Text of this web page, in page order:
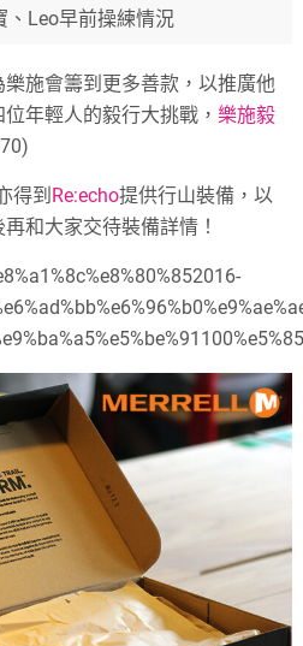
、Leo早前操練情況
施會籌到更多善款，以推廣他
年輕人的毅行大挑戰，樂施毅
得到 Re:echo提供行山裝備，以
和大家交待裝備詳情！